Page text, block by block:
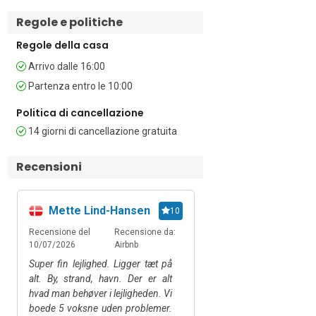
Camera da letto 3: Anche la terza
alla terrazza, dispone di due letti singoli
e di un bagno privato.
Bagno 1: Il bagno principale è dotato di
doccia integrata nella vasca, bidet,
Questo bagno è accessibile agli ospiti
con disabilità.
Altre caratteristiche:
• Vista mare • Giardino privato •
Terrazza • Zona pranzo all’aperto •
Regole e politiche
Regole della casa
Arrivo dalle 16:00
Partenza entro le 10:00
Politica di cancellazione
14 giorni di cancellazione gratuita
Recensioni
Mette Lind-Hansen 10
Recensione del
10/07/2026
Recensione da:
Airbnb
Super fin lejlighed. Ligger tæt på
alt. By, strand, havn. Der er alt
hvad man behøver i lejligheden. Vi
boede 5 voksne uden problemer.